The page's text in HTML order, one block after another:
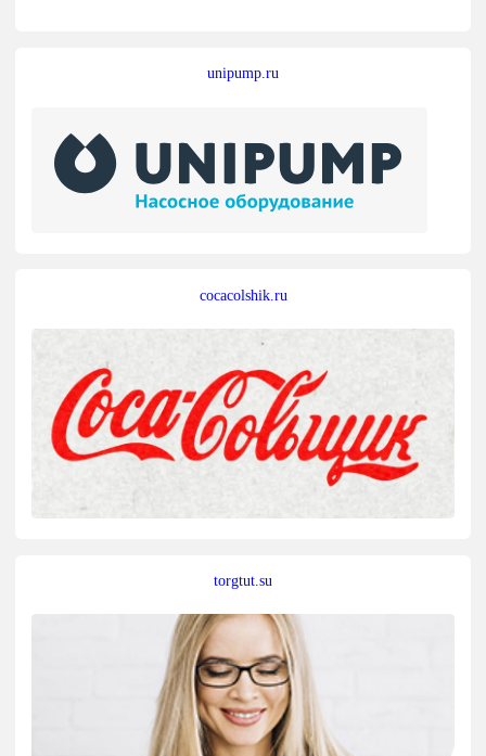
unipump.ru
cocacolshik.ru
torgtut.su